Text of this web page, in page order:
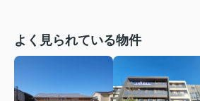
よく見られている物件